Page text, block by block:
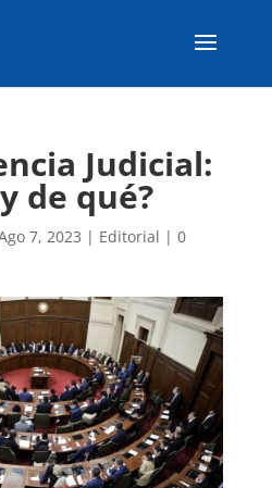
Judicial:
de qué?
7, 2023 | Editorial | 0